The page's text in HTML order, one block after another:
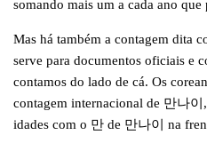
somando mais um a cada ano que
Mas há também a contagem dita
serve para documentos oficiais e
contamos do lado de cá. Os
contagem internacional de 만나이
idades com o 만 de 만나이 na